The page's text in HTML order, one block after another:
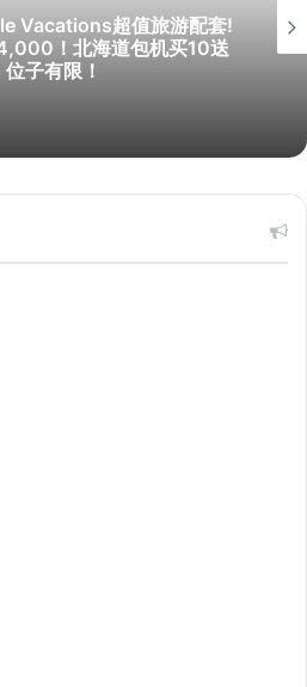
Vacations超值旅游配套!
！北海道包机买10送
位子有限！